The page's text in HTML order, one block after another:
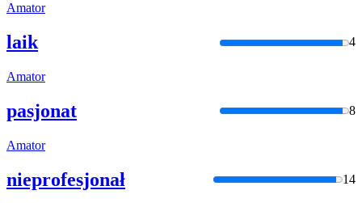
Amator
laik 4
Amator
pasjonat 8
Amator
nieprofesjonał 14